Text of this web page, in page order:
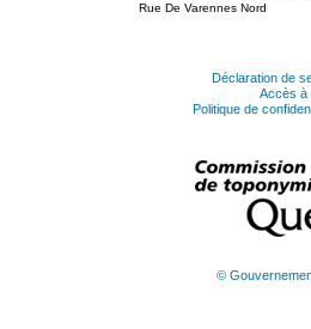
Rue De Varennes Nord
Déclaration de
Accès à
Politique de
©